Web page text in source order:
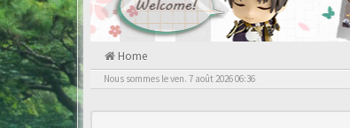
Home
Nous sommes le ven. 7 août 2026 06:36